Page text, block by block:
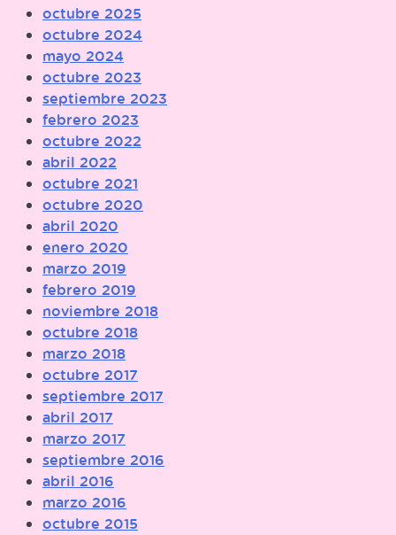
octubre 2025
octubre 2024
mayo 2024
octubre 2023
septiembre 2023
febrero 2023
octubre 2022
abril 2022
octubre 2021
octubre 2020
abril 2020
enero 2020
marzo 2019
febrero 2019
noviembre 2018
octubre 2018
marzo 2018
octubre 2017
septiembre 2017
abril 2017
marzo 2017
septiembre 2016
abril 2016
marzo 2016
octubre 2015